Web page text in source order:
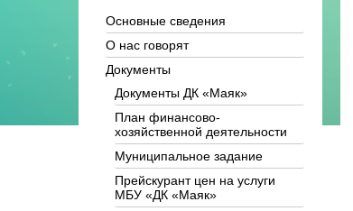
Основные сведения
О нас говорят
Документы
Документы ДК «Маяк»
План финансово-
хозяйственной деятельности
Муниципальное задание
Прейскурант цен на услуги
МБУ «ДК «Маяк»